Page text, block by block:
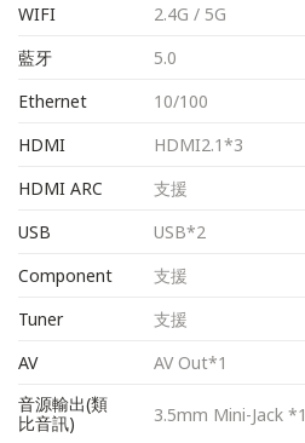
WIFI
2.4G / 5G
藍牙
5.0
Ethernet
10/100
HDMI
HDMI2.1*3
HDMI ARC
支援
USB
USB*2
Component
支援
Tuner
支援
AV
AV Out*1
音源輸出(類
比音訊)
3.5mm Mini-Jack *1